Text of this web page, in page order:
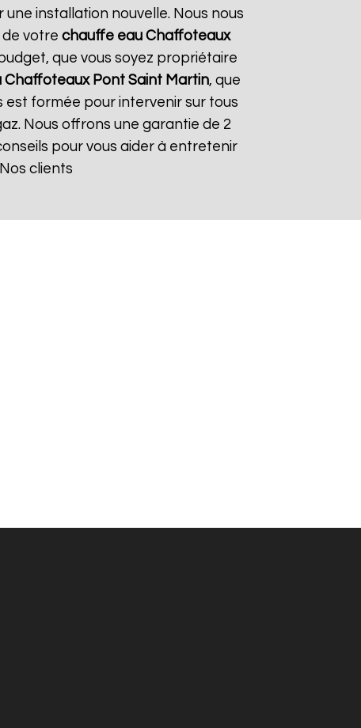
installation nouvelle. Nous nous
de votre chauffe eau Chaffoteaux
que vous soyez propriétaire
Chaffoteaux Pont Saint Martin, que
est formée pour intervenir sur tous
Nous offrons une garantie de 2
pour vous aider à entretenir
clients